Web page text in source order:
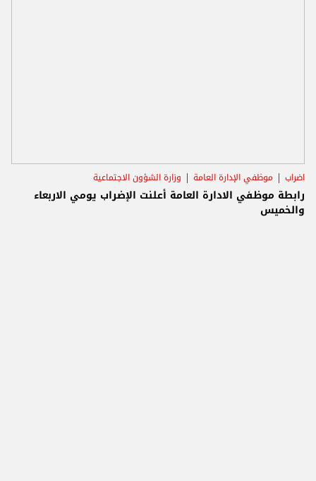
اضراب موظفي الإدارة العامة وزارة الشؤون الاجتماعية
رابطة موظفي الادارة العامة أعلنت الإضراب يومي الاربعاء
والخميس